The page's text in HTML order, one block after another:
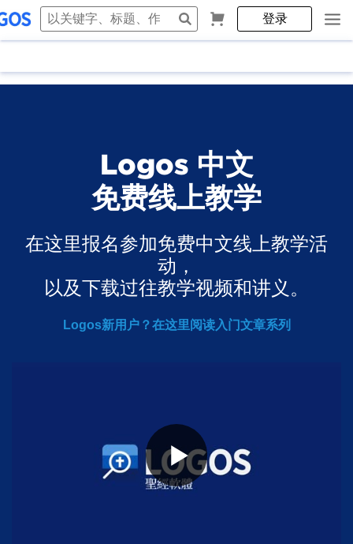
登录
Logos 中文
免费线上教学
在这里报名参加免费中文线上教学活
动，
以及下载过往教学视频和讲义。
Logos新用户？在这里阅读入门文章系列